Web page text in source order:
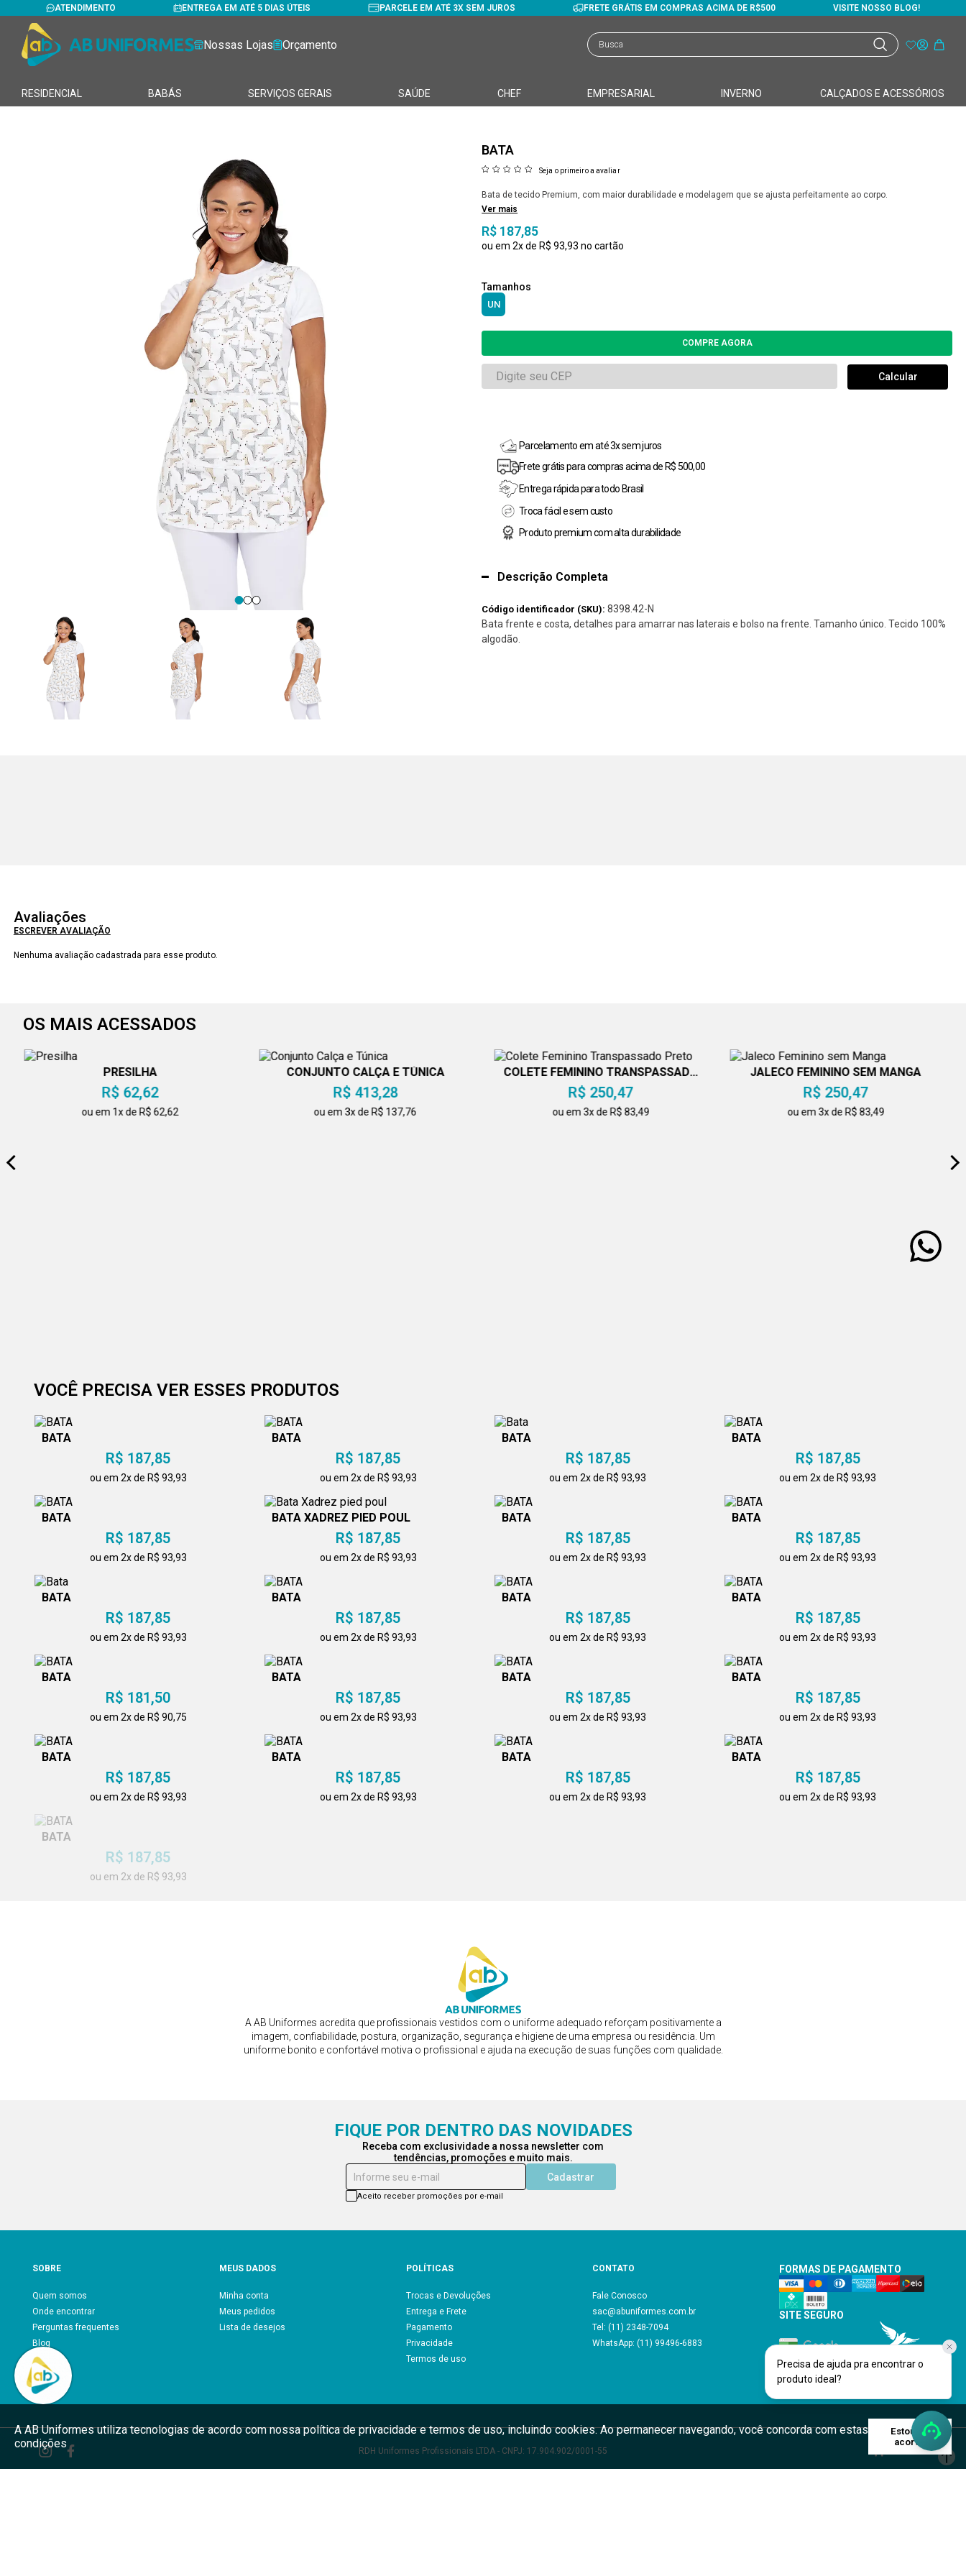
ATENDIMENTO ENTREGA EM ATÉ 5 DIAS ÚTEIS PARCELE EM ATÉ 3X SEM JUROS FRETE GRÁTIS EM COMPRAS ACIMA DE R$500 VISITE NOSSO BLOG!
Nossas Lojas Orçamento
RESIDENCIAL BABÁS SERVIÇOS GERAIS SAÚDE CHEF EMPRESARIAL INVERNO CALÇADOS E ACESSÓRIOS
BATA
Seja o primeiro a avaliar
Bata de tecido Premium, com maior durabilidade e modelagem que se ajusta perfeitamente ao corpo.
Ver mais
R$ 187,85
2x R$ 93,93
UN
Parcelamento em até 3x sem juros
Frete grátis para compras acima de R$ 500,00
Entrega rápida para todo Brasil
Troca fácil e sem custo
Produto premium com alta durabilidade
Descrição Completa
Código identificador (SKU): 8398.42-N
Bata frente e costa, detalhes para amarrar nas laterais e bolso na frente. Tamanho único. Tecido 100%
algodão.
Avaliações
ESCREVER AVALIAÇÃO
Nenhuma avaliação cadastrada para esse produto.
OS MAIS ACESSADOS
PRESILHA
R$ 62,62
ou em 1x de R$ 62,62
CONJUNTO CALÇA E TÚNICA
R$ 413,28
ou em 3x de R$ 137,76
COLETE FEMININO TRANSPASSADO
PRETO
R$ 250,47
ou em 3x de R$ 83,49
JALECO FEMININO SEM MANGA
R$ 250,47
ou em 3x de R$ 83,49
VOCÊ PRECISA VER ESSES PRODUTOS
BATA
R$ 187,85
ou em 2x de R$ 93,93
BATA
R$ 187,85
ou em 2x de R$ 93,93
BATA
R$ 187,85
ou em 2x de R$ 93,93
BATA
R$ 187,85
ou em 2x de R$ 93,93
BATA
R$ 187,85
ou em 2x de R$ 93,93
BATA XADREZ PIED POUL
R$ 187,85
ou em 2x de R$ 93,93
BATA
R$ 187,85
ou em 2x de R$ 93,93
BATA
R$ 187,85
ou em 2x de R$ 93,93
BATA
R$ 187,85
ou em 2x de R$ 93,93
BATA
R$ 187,85
ou em 2x de R$ 93,93
BATA
R$ 187,85
ou em 2x de R$ 93,93
BATA
R$ 187,85
ou em 2x de R$ 93,93
BATA
R$ 181,50
ou em 2x de R$ 90,75
BATA
R$ 187,85
ou em 2x de R$ 93,93
BATA
R$ 187,85
ou em 2x de R$ 93,93
BATA
R$ 187,85
ou em 2x de R$ 93,93
BATA
R$ 187,85
ou em 2x de R$ 93,93
BATA
R$ 187,85
ou em 2x de R$ 93,93
BATA
R$ 187,85
ou em 2x de R$ 93,93
BATA
R$ 187,85
ou em 2x de R$ 93,93
BATA
R$ 187,85
ou em 2x de R$ 93,93
A AB Uniformes acredita que profissionais vestidos com o uniforme adequado reforçam positivamente a
imagem, confiabilidade, postura, organização, segurança e higiene de uma empresa ou residência. Um
uniforme bonito e confortável motiva o profissional e ajuda na execução de suas funções com qualidade.
FIQUE POR DENTRO DAS NOVIDADES
Receba com exclusividade a nossa newsletter com
tendências, promoções e muito mais.
Informe seu e-mail
Cadastrar
Aceito receber promoções por e-mail
SOBRE
Quem somos
Onde encontrar
Perguntas frequentes
Blog
MEUS DADOS
Minha conta
Meus pedidos
Lista de desejos
POLÍTICAS
Trocas e Devoluções
Entrega e Frete
Pagamento
Privacidade
Termos de uso
CONTATO
Fale Conosco
sac@abuniformes.com.br
Tel: (11) 2348-7094
WhatsApp: (11) 99496-6883
SITE SEGURO
Verificada por
FORMAS DE PAGAMENTO
RDH Uniformes Profissionais LTDA - CNPJ: 17.904.902/0001-55
A AB Uniformes utiliza tecnologias de acordo com nossa política de privacidade e termos de uso, incluindo cookies. Ao permanecer navegando, você concorda com estas
condições
Estou de
acordo
Precisa de ajuda pra encontrar o
produto ideal?